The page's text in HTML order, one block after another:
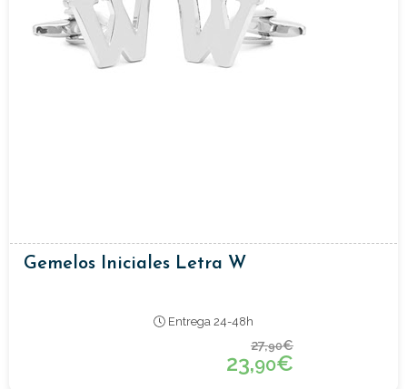
Gemelos Iniciales Letra W
Entrega 24-48h
27,90€
23,90€